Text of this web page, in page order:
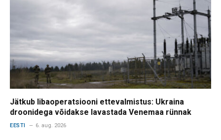
Jätkub libaoperatsiooni ettevalmistus: Ukraina
droonidega võidakse lavastada Venemaa rünnak
EESTI 6. aug. 2026